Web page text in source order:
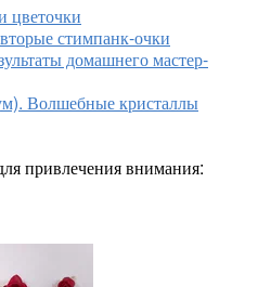
цветочки
стимпанк-очки
домашнего мастер-
Волшебные кристаллы
привлечения внимания: